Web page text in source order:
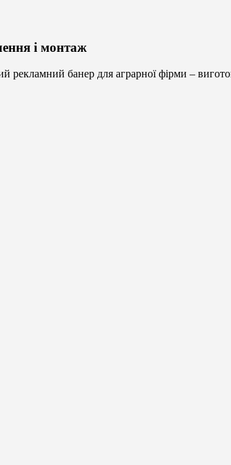
і монтаж
рекламний банер для аграрної фірми –